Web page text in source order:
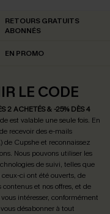
RETOURS GRATUITS
ABONNÉS
EN PROMO
LE CODE
2 ACHETÉS & -25% DÈS 4
est valable une seule fois. En
recevoir des e-mails
Cupshe et reconnaissez
. Nous pouvons utiliser les
de suivi, telles que
ci ont été ouverts, de
et nos offres, et de
intéresser, conformément
désabonner à tout